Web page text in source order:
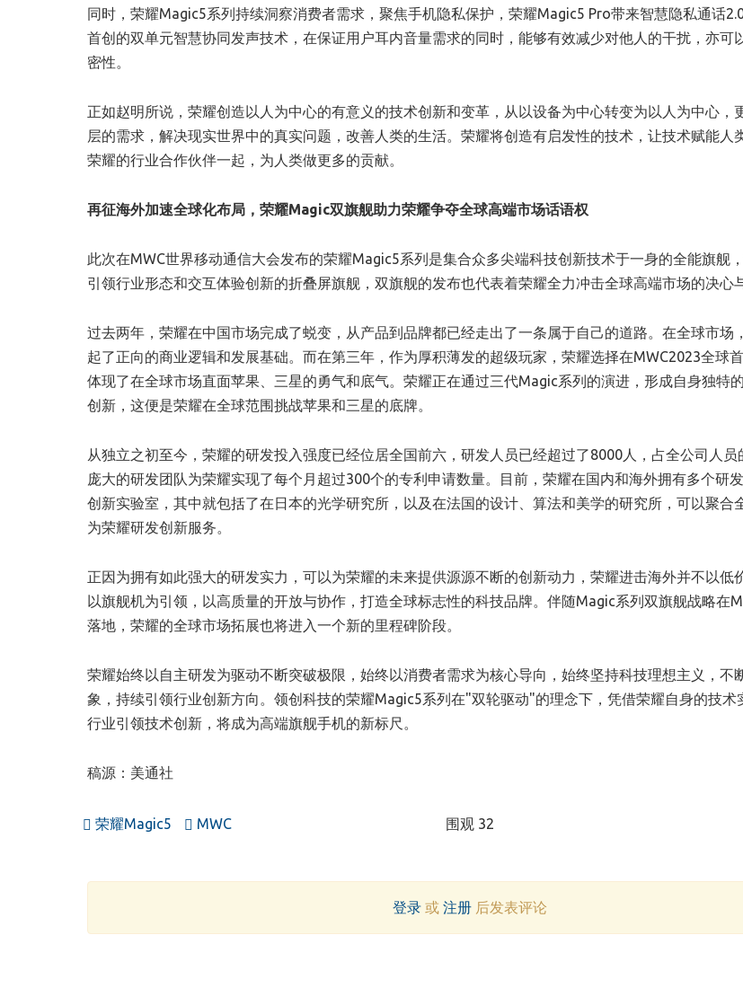
同时，荣耀Magic5系列持续洞察消费者需求，聚焦手机隐私保护，荣耀Magic5 Pro带来智慧隐私通话
首创的双单元智慧协同发声技术，在保证用户耳内音量需求的同时，能够有效减少对他人的干扰，亦可
密性。
正如赵明所说，荣耀创造以人为中心的有意义的技术创新和变革，从以设备为中心转变为以人为中心，
层的需求，解决现实世界中的真实问题，改善人类的生活。荣耀将创造有启发性的技术，让技术赋能人
荣耀的行业合作伙伴一起，为人类做更多的贡献。
再征海外加速全球化布局，荣耀Magic双旗舰助力荣耀争夺全球高端市场话语权
此次在MWC世界移动通信大会发布的荣耀Magic5系列是集合众多尖端科技创新技术于一身的全能旗舰
引领行业形态和交互体验创新的折叠屏旗舰，双旗舰的发布也代表着荣耀全力冲击全球高端市场的决心
过去两年，荣耀在中国市场完成了蜕变，从产品到品牌都已经走出了一条属于自己的道路。在全球市场
起了正向的商业逻辑和发展基础。而在第三年，作为厚积薄发的超级玩家，荣耀选择在MWC2023全球
体现了在全球市场直面苹果、三星的勇气和底气。荣耀正在通过三代Magic系列的演进，形成自身独特
创新，这便是荣耀在全球范围挑战苹果和三星的底牌。
从独立之初至今，荣耀的研发投入强度已经位居全国前六，研发人员已经超过了8000人，占全公司人员
庞大的研发团队为荣耀实现了每个月超过300个的专利申请数量。目前，荣耀在国内和海外拥有多个研
创新实验室，其中就包括了在日本的光学研究所，以及在法国的设计、算法和美学的研究所，可以聚合
为荣耀研发创新服务。
正因为拥有如此强大的研发实力，可以为荣耀的未来提供源源不断的创新动力，荣耀进击海外并不以低
以旗舰机为引领，以高质量的开放与协作，打造全球标志性的科技品牌。伴随Magic系列双旗舰战略在
落地，荣耀的全球市场拓展也将进入一个新的里程碑阶段。
荣耀始终以自主研发为驱动不断突破极限，始终以消费者需求为核心导向，始终坚持科技理想主义，不
象，持续引领行业创新方向。领创科技的荣耀Magic5系列在"双轮驱动"的理念下，凭借荣耀自身的技术
行业引领技术创新，将成为高端旗舰手机的新标尺。
稿源：美通社
荣耀Magic5 MWC 围观 32
登录 或注册 后发表评论